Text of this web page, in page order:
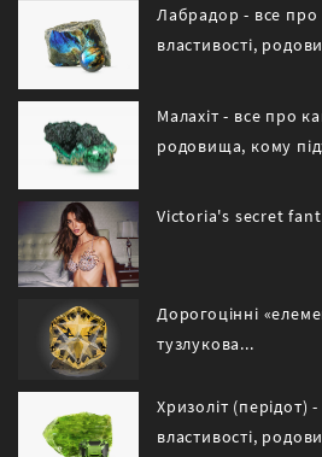
Лабрадор - все про
властивості,
Малахіт - все про
родовища, кому
Victoria's secret
Дорогоцінні
тузлукова...
Хризоліт (перідот)
властивості,